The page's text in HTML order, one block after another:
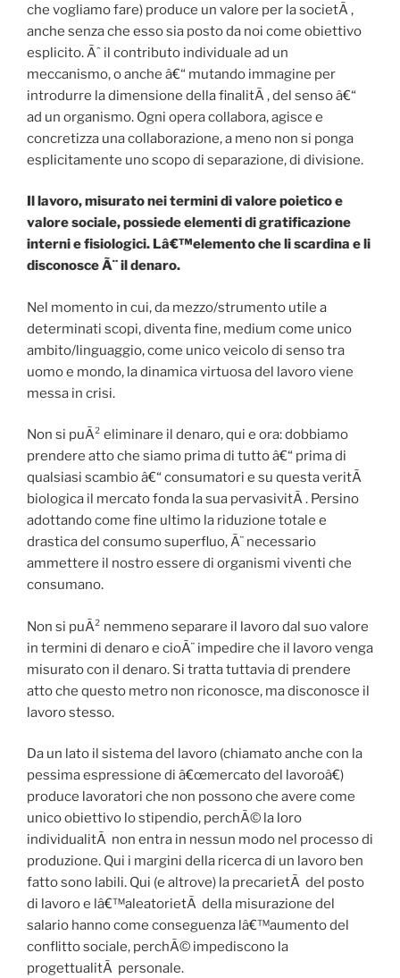
che vogliamo fare) produce un valore per la societÃ ,
anche senza che esso sia posto da noi come obiettivo
esplicito. Ãˆ il contributo individuale ad un
meccanismo, o anche â€“ mutando immagine per
introdurre la dimensione della finalitÃ , del senso â€“
ad un organismo. Ogni opera collabora, agisce e
concretizza una collaborazione, a meno non si ponga
esplicitamente uno scopo di separazione, di divisione.
Il lavoro, misurato nei termini di valore poietico e
valore sociale, possiede elementi di gratificazione
interni e fisiologici. Lâ€™elemento che li scardina e li
disconosce Ã¨ il denaro.
Nel momento in cui, da mezzo/strumento utile a
determinati scopi, diventa fine, medium come unico
ambito/linguaggio, come unico veicolo di senso tra
uomo e mondo, la dinamica virtuosa del lavoro viene
messa in crisi.
Non si puÃ² eliminare il denaro, qui e ora: dobbiamo
prendere atto che siamo prima di tutto â€“ prima di
qualsiasi scambio â€“ consumatori e su questa veritÃ
biologica il mercato fonda la sua pervasivitÃ . Persino
adottando come fine ultimo la riduzione totale e
drastica del consumo superfluo, Ã¨ necessario
ammettere il nostro essere di organismi viventi che
consumano.
Non si puÃ² nemmeno separare il lavoro dal suo valore
in termini di denaro e cioÃ¨ impedire che il lavoro venga
misurato con il denaro. Si tratta tuttavia di prendere
atto che questo metro non riconosce, ma disconosce il
lavoro stesso.
Da un lato il sistema del lavoro (chiamato anche con la
pessima espressione di â€œmercato del lavoroâ€)
produce lavoratori che non possono che avere come
unico obiettivo lo stipendio, perchÃ© la loro
individualitÃ non entra in nessun modo nel processo di
produzione. Qui i margini della ricerca di un lavoro ben
fatto sono labili. Qui (e altrove) la precarietÃ del posto
di lavoro e lâ€™aleatorietÃ della misurazione del
salario hanno come conseguenza lâ€™aumento del
conflitto sociale, perchÃ© impediscono la
progettualitÃ personale.